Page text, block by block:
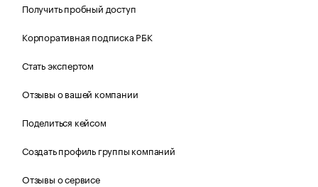
Получить пробный доступ
Корпоративная подписка РБК
Стать экспертом
Отзывы о вашей компании
Поделиться кейсом
Создать профиль группы компаний
Отзывы о сервисе